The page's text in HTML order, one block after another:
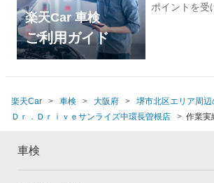
楽天Car 車検
ご利用ガイド
ポイントを受
楽天Car 車検 大阪府
堺市北区エリア周
Ｄｒ．Ｄｒｉｖｅサンライズ中環長曽根店
作業実
車検